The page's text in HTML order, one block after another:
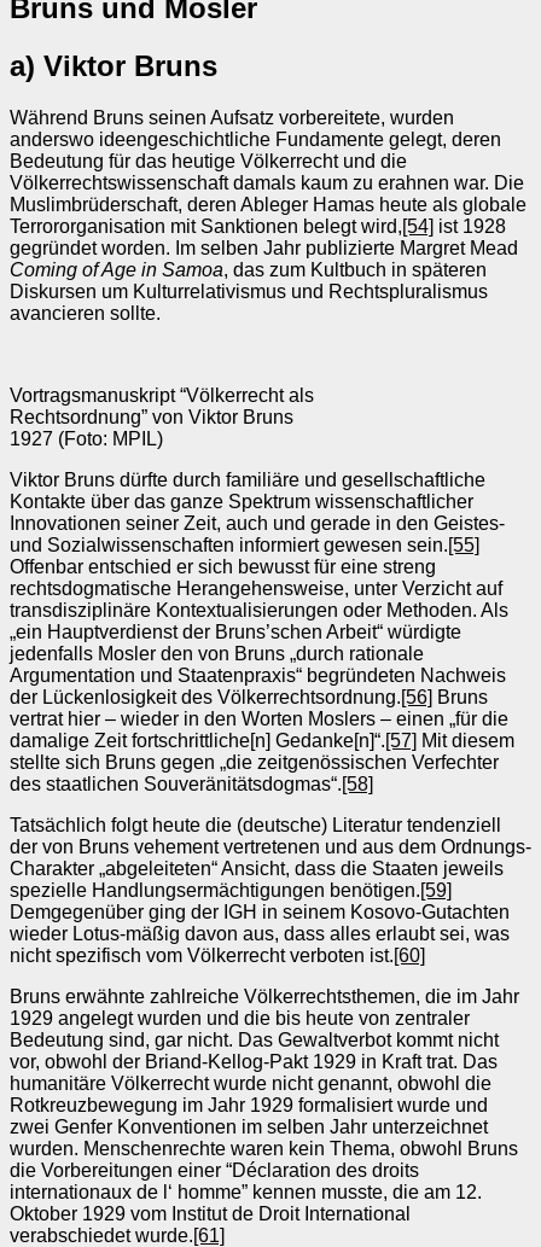
Bruns und Mosler
a) Viktor Bruns
Während Bruns seinen Aufsatz vorbereitete, wurden
anderswo ideengeschichtliche Fundamente gelegt, deren
Bedeutung für das heutige Völkerrecht und die
Völkerrechtswissenschaft damals kaum zu erahnen war. Die
Muslimbrüderschaft, deren Ableger Hamas heute als globale
Terrororganisation mit Sanktionen belegt wird,[54] ist 1928
gegründet worden. Im selben Jahr publizierte Margret Mead
Coming of Age in Samoa, das zum Kultbuch in späteren
Diskursen um Kulturrelativismus und Rechtspluralismus
avancieren sollte.
Vortragsmanuskript “Völkerrecht als
Rechtsordnung” von Viktor Bruns
1927 (Foto: MPIL)
Viktor Bruns dürfte durch familiäre und gesellschaftliche
Kontakte über das ganze Spektrum wissenschaftlicher
Innovationen seiner Zeit, auch und gerade in den Geistes-
und Sozialwissenschaften informiert gewesen sein.[55]
Offenbar entschied er sich bewusst für eine streng
rechtsdogmatische Herangehensweise, unter Verzicht auf
transdisziplinäre Kontextualisierungen oder Methoden. Als
„ein Hauptverdienst der Bruns’schen Arbeit“ würdigte
jedenfalls Mosler den von Bruns „durch rationale
Argumentation und Staatenpraxis“ begründeten Nachweis
der Lückenlosigkeit des Völkerrechtsordnung.[56] Bruns
vertrat hier – wieder in den Worten Moslers – einen „für die
damalige Zeit fortschrittliche[n] Gedanke[n]“.[57] Mit diesem
stellte sich Bruns gegen „die zeitgenössischen Verfechter
des staatlichen Souveränitätsdogmas“.[58]
Tatsächlich folgt heute die (deutsche) Literatur tendenziell
der von Bruns vehement vertretenen und aus dem Ordnungs-
Charakter „abgeleiteten“ Ansicht, dass die Staaten jeweils
spezielle Handlungsermächtigungen benötigen.[59]
Demgegenüber ging der IGH in seinem Kosovo-Gutachten
wieder Lotus-mäßig davon aus, dass alles erlaubt sei, was
nicht spezifisch vom Völkerrecht verboten ist.[60]
Bruns erwähnte zahlreiche Völkerrechtsthemen, die im Jahr
1929 angelegt wurden und die bis heute von zentraler
Bedeutung sind, gar nicht. Das Gewaltverbot kommt nicht
vor, obwohl der Briand-Kellog-Pakt 1929 in Kraft trat. Das
humanitäre Völkerrecht wurde nicht genannt, obwohl die
Rotkreuzbewegung im Jahr 1929 formalisiert wurde und
zwei Genfer Konventionen im selben Jahr unterzeichnet
wurden. Menschenrechte waren kein Thema, obwohl Bruns
die Vorbereitungen einer “Déclaration des droits
internationaux de l‘ homme” kennen musste, die am 12.
Oktober 1929 vom Institut de Droit International
verabschiedet wurde.[61]